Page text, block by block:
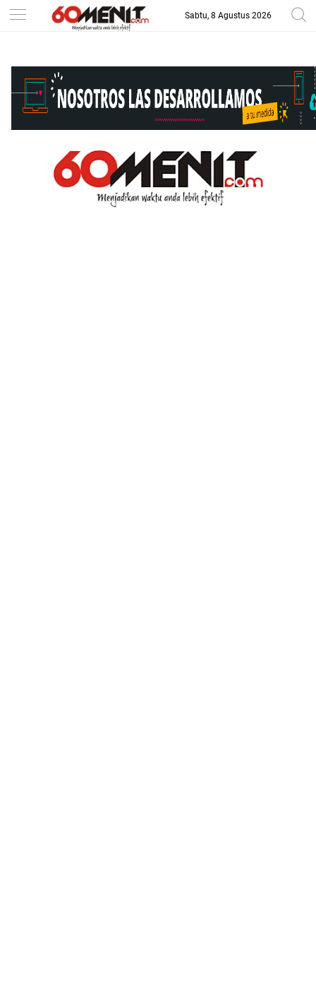
--> Sabtu, 8 Agustus 2026